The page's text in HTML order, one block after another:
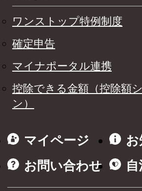
ワンストップ特例制度
確定申告
マイナポータル連携
控除できる金額（控除額
ン）
マイページ
お問い合わせ